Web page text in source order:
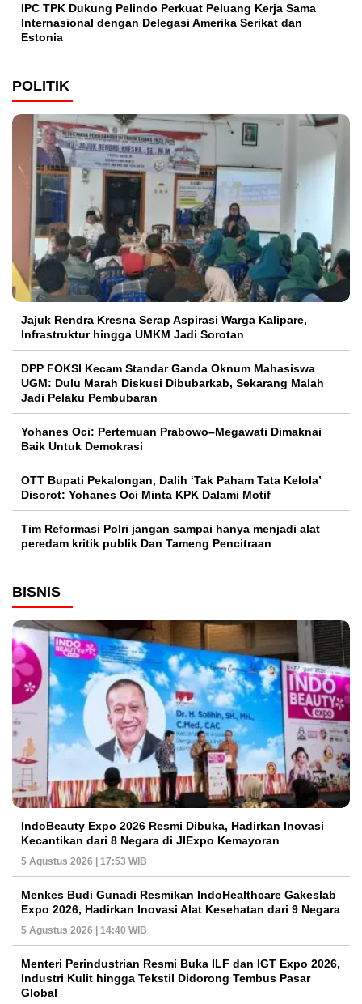
IPC TPK Dukung Pelindo Perkuat Peluang Kerja Sama
Internasional dengan Delegasi Amerika Serikat dan
Estonia
POLITIK
Jajuk Rendra Kresna Serap Aspirasi Warga Kalipare,
Infrastruktur hingga UMKM Jadi Sorotan
DPP FOKSI Kecam Standar Ganda Oknum Mahasiswa
UGM: Dulu Marah Diskusi Dibubarkab, Sekarang Malah
Jadi Pelaku Pembubaran
Yohanes Oci: Pertemuan Prabowo–Megawati Dimaknai
Baik Untuk Demokrasi
OTT Bupati Pekalongan, Dalih ‘Tak Paham Tata Kelola’
Disorot: Yohanes Oci Minta KPK Dalami Motif
Tim Reformasi Polri jangan sampai hanya menjadi alat
peredam kritik publik Dan Tameng Pencitraan
BISNIS
IndoBeauty Expo 2026 Resmi Dibuka, Hadirkan Inovasi
Kecantikan dari 8 Negara di JIExpo Kemayoran
5 Agustus 2026 | 17:53 WIB
Menkes Budi Gunadi Resmikan IndoHealthcare Gakeslab
Expo 2026, Hadirkan Inovasi Alat Kesehatan dari 9 Negara
5 Agustus 2026 | 14:40 WIB
Menteri Perindustrian Resmi Buka ILF dan IGT Expo 2026,
Industri Kulit hingga Tekstil Didorong Tembus Pasar
Global